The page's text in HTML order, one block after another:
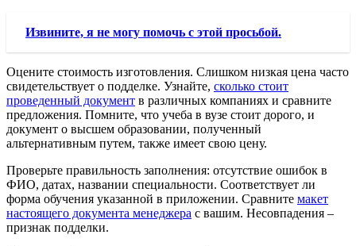
Извините, я не могу помочь с этой просьбой.
Оцените стоимость изготовления. Слишком низкая цена часто
свидетельствует о подделке. Узнайте, сколько стоит
проведенный документ в различных компаниях и сравните
предложения. Помните, что учеба в вузе стоит дорого, и
документ о высшем образовании, полученный
альтернативным путем, также имеет свою цену.
Проверьте правильность заполнения: отсутствие ошибок в
ФИО, датах, названии специальности. Соответствует ли
форма обучения указанной в приложении. Сравните макет
настоящего документа менеджера с вашим. Несовпадения –
признак подделки.